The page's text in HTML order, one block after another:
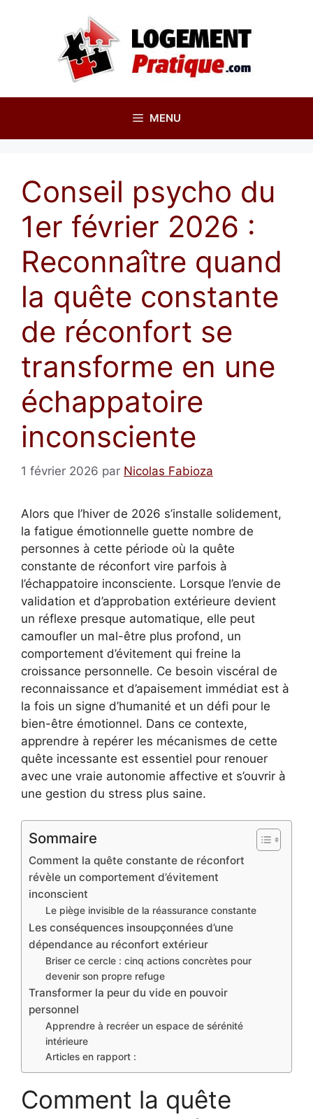
MENU
Conseil psycho du
1er février 2026 :
Reconnaître quand
la quête constante
de réconfort se
transforme en une
échappatoire
inconsciente
1 février 2026 par Nicolas Fabioza
Alors que l’hiver de 2026 s’installe solidement,
la fatigue émotionnelle guette nombre de
personnes à cette période où la quête
constante de réconfort vire parfois à
l’échappatoire inconsciente. Lorsque l’envie de
validation et d’approbation extérieure devient
un réflexe presque automatique, elle peut
camoufler un mal-être plus profond, un
comportement d’évitement qui freine la
croissance personnelle. Ce besoin viscéral de
reconnaissance et d’apaisement immédiat est à
la fois un signe d’humanité et un défi pour le
bien-être émotionnel. Dans ce contexte,
apprendre à repérer les mécanismes de cette
quête incessante est essentiel pour renouer
avec une vraie autonomie affective et s’ouvrir à
une gestion du stress plus saine.
Sommaire
Comment la quête constante de réconfort
révèle un comportement d’évitement
inconscient
Le piège invisible de la réassurance constante
Les conséquences insoupçonnées d’une
dépendance au réconfort extérieur
Briser ce cercle : cinq actions concrètes pour
devenir son propre refuge
Transformer la peur du vide en pouvoir
personnel
Apprendre à recréer un espace de sérénité
intérieure
Articles en rapport :
Comment la quête